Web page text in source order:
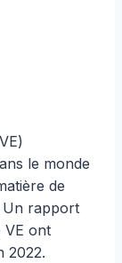
le monde
de
Un rapport
VE ont
2022.